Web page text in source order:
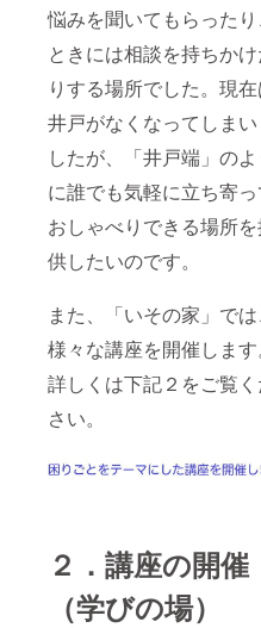
悩みを聞いてもらったり
ときには相談を持ちかけ
りする場所でした。現
井戸がなくなってしまい
したが、「井戸端」のよ
に誰でも気軽に立ち寄っ
おしゃべりできる場所
供したいのです。
また、「いその家」では
様々な講座を開催します
詳しくは下記２をご覧
さい。
２．講座の開催
（学びの場）